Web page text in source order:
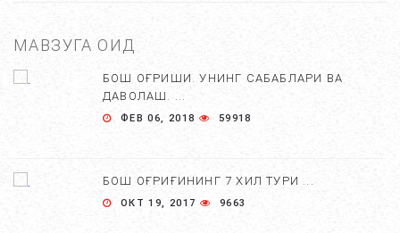
МАВЗУГА ОИД
БОШ ОҒРИШИ. УНИНГ САБАБЛАРИ ВА
ДАВОЛАШ. ...
ФЕВ 06, 2018 59918
БОШ ОҒРИҒИНИНГ 7 ХИЛ ТУРИ ...
ОКТ 19, 2017 9663